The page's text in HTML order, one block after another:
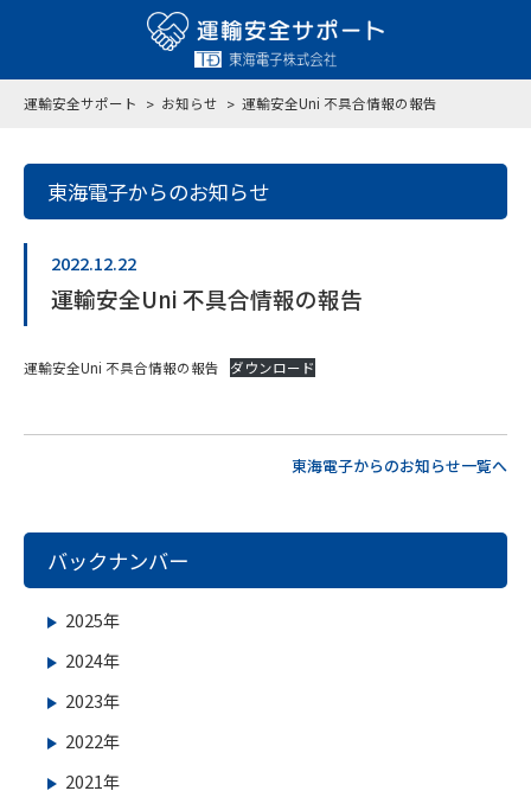
運輸安全サポート お知らせ 運輸安全Uni 不具合情報の報告
東海電子からのお知らせ
2022.12.22
運輸安全Uni 不具合情報の報告
運輸安全Uni 不具合情報の報告 ダウンロード
東海電子からのお知らせ一覧へ
バックナンバー
2025年
2024年
2023年
2022年
2021年